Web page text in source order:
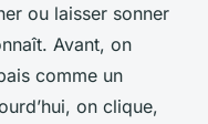
ou laisser sonner
Avant, on
comme un
on clique,